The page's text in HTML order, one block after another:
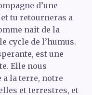
d’une
tu retourneras a
nait de la
cycle de l’humus.
est une
Elle nous
la terre, notre
et terrestres, et